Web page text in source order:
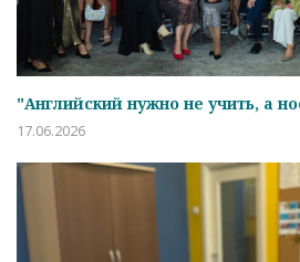
"Английский нужно не учить, а
17.06.2026